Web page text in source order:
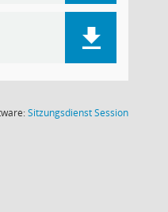
SitzungsdienstSession(Wird in